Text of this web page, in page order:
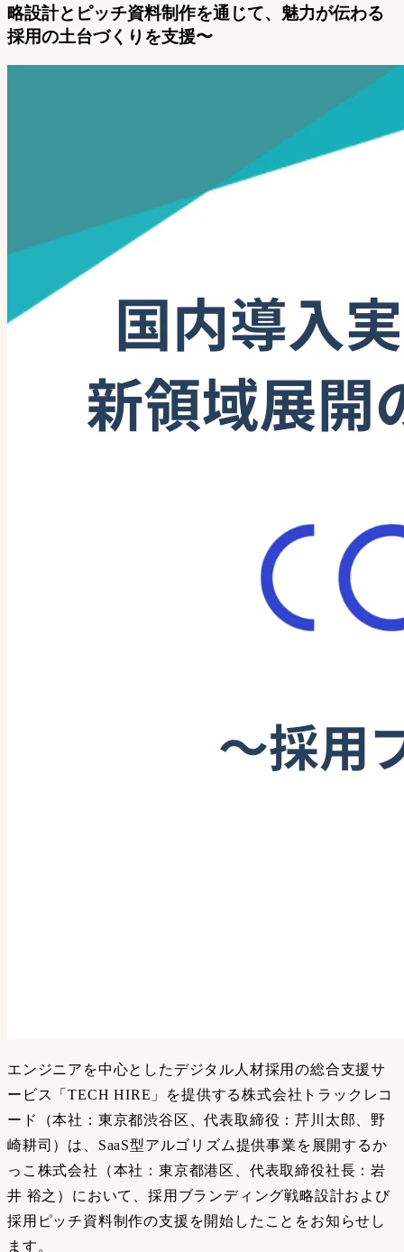
略設計とピッチ資料制作を通じて、魅力が伝わる
採用の土台づくりを支援〜
エンジニアを中心としたデジタル人材採用の総合支援サ
ービス「TECH HIRE」を提供する株式会社トラックレコ
ード（本社：東京都渋谷区、代表取締役：芹川太郎、野
崎耕司）は、SaaS型アルゴリズム提供事業を展開するか
っこ株式会社（本社：東京都港区、代表取締役社長：岩
井 裕之）において、採用ブランディング戦略設計および
採用ピッチ資料制作の支援を開始したことをお知らせし
ます。